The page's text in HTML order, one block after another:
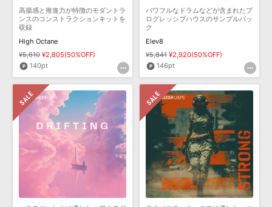
高揚感と推進力が特徴のモダントラ
ンスのコンストラクションキットを
収録
High Octane
¥5,610 ¥2,805(50%OFF)
140pt
パワフルなドラムなどが含まれたプ
ログレッシブハウスのサンプルパッ
ク
Elev8
¥5,841 ¥2,920(50%OFF)
146pt